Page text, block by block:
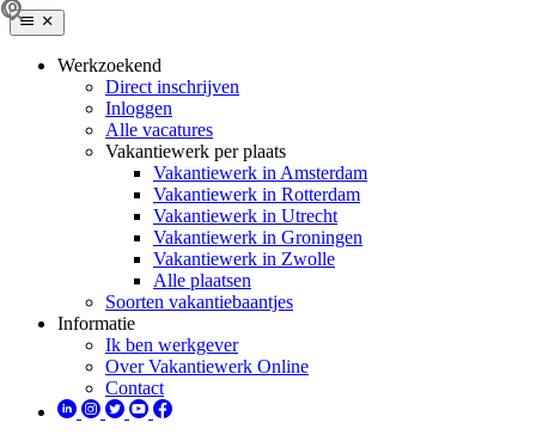
Werkzoekend
Direct inschrijven
Inloggen
Alle vacatures
Vakantiewerk per plaats
Vakantiewerk in Amsterdam
Vakantiewerk in Rotterdam
Vakantiewerk in Utrecht
Vakantiewerk in Groningen
Vakantiewerk in Zwolle
Alle plaatsen
Soorten vakantiebaantjes
Informatie
Ik ben werkgever
Over Vakantiewerk Online
Contact